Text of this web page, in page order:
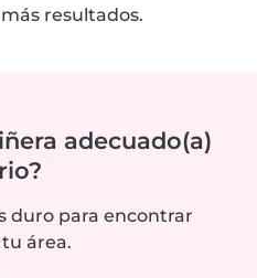
resultados.
adecuado(a)
duro para encontrar
área.